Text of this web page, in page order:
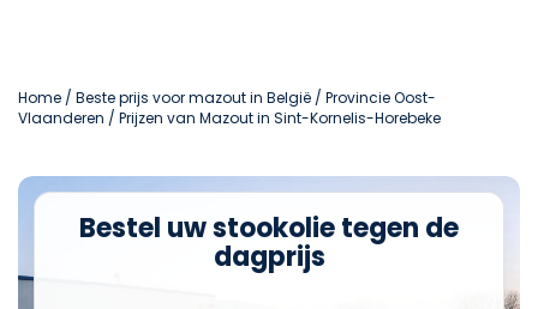
Home / Beste prijs voor mazout in België / Provincie Oost-
Vlaanderen / Prijzen van Mazout in Sint-Kornelis-Horebeke
Bestel uw stookolie tegen de
dagprijs